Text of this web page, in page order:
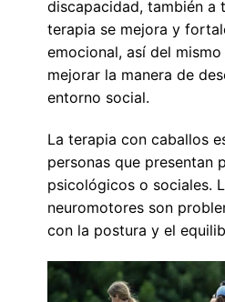
discapacidad, también a
terapia se mejora y
emocional, así del
mejorar la manera de
entorno social.
La terapia con caballos
personas que presentan
psicológicos o sociales.
neuromotores son
con la postura y el